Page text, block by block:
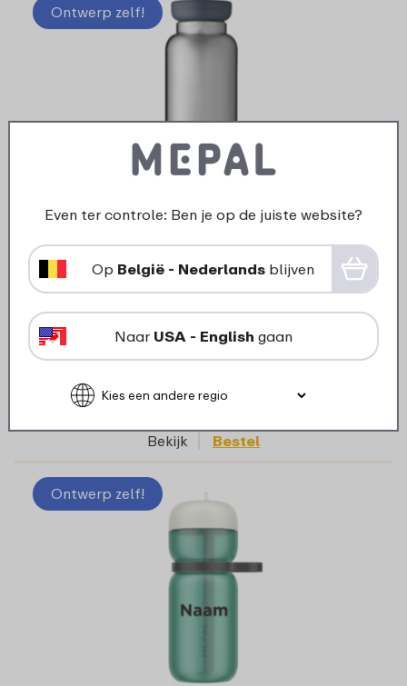
Ontwerp zelf!
Ontwerp je eigen isoleerfles 900 ml met
naam
4 kleuren
40 99
Bekijk Bestel
Ontwerp zelf!
Even ter controle: Ben je op de juiste website?
Op België - Nederlands blijven
Naar USA - English gaan